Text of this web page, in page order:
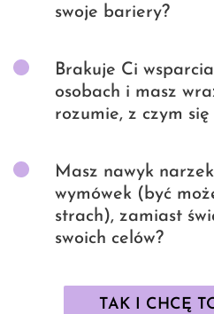
swoje bariery?
Brakuje Ci
osobach i masz
rozumie, z czym się
Masz nawyk
wymówek (być
strach), zamiast
swoich celów?
TAK I CHCĘ